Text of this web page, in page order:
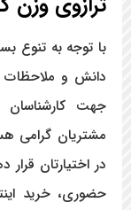
با توجه به تنوع
دانش و ملاحظات
جهت
مشتریان گرامی
در اختیارتان
حضوری، خرید